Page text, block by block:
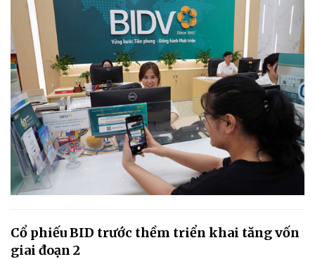
Cổ phiếu BID trước thềm triển khai tăng vốn
giai đoạn 2